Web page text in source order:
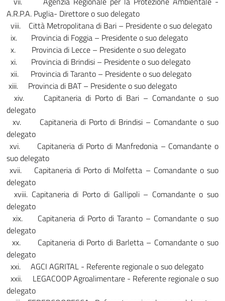
A.R.P.A. Puglia- Direttore o suo delegato
viii. Città Metropolitana di Bari – Presidente o suo delegato
ix. Provincia di Foggia – Presidente o suo delegato
x. Provincia di Lecce – Presidente o suo delegato
xi. Provincia di Brindisi – Presidente o suo delegato
xii. Provincia di Taranto – Presidente o suo delegato
xiii. Provincia di BAT – Presidente o suo delegato
xiv. Capitaneria di Porto di Bari – Comandante o suo
delegato
xv. Capitaneria di Porto di Brindisi – Comandante o suo
delegato
xvi. Capitaneria di Porto di Manfredonia – Comandante o
suo delegato
xvii. Capitaneria di Porto di Molfetta – Comandante o suo
delegato
xviii. Capitaneria di Porto di Gallipoli – Comandante o suo
delegato
xix. Capitaneria di Porto di Taranto – Comandante o suo
delegato
xx. Capitaneria di Porto di Barletta – Comandante o suo
delegato
xxi. AGCI AGRITAL - Referente regionale o suo delegato
xxii. LEGACOOP Agroalimentare - Referente regionale o suo
delegato